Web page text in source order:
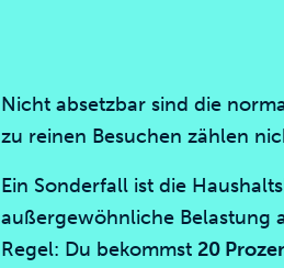
Nicht absetzbar sind die
zu reinen Besuchen zählen
Ein Sonderfall ist die
außergewöhnliche Belastung
Regel: Du bekommst 20